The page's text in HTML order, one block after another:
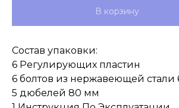
В корзину
Состав упаковки:
6 Регулирующих пластин
6 болтов из нержавеющей стали
5 дюбелей 80 мм